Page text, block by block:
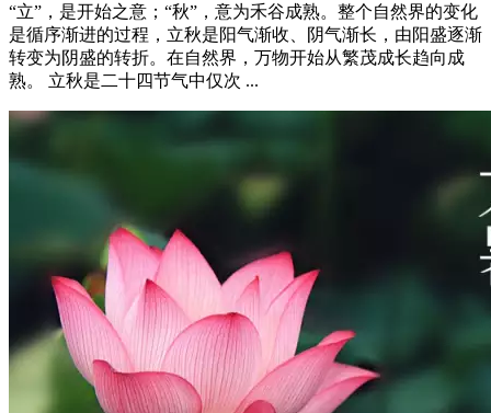
“立”，是开始之意；“秋”，意为禾谷成熟。整个自然界的变化
是循序渐进的过程，立秋是阳气渐收、阴气渐长，由阳盛逐渐
转变为阴盛的转折。在自然界，万物开始从繁茂成长趋向成
熟。 立秋是二十四节气中仅次 ...